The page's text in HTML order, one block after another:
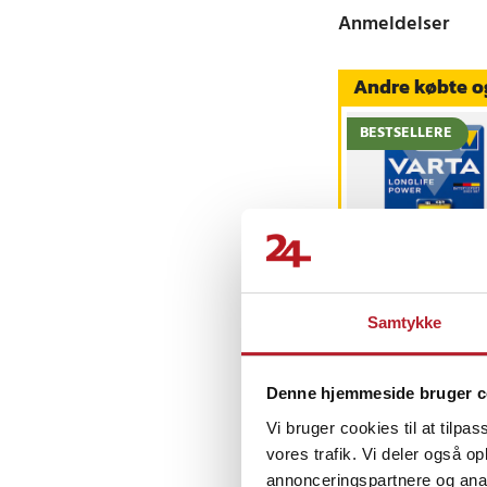
Samtykke
Denne hjemmeside bruger
Vi bruger cookies til at
vores trafik. Vi deler også
annonceringspartnere og
Anmeldelser
Andre købte
BESTSELLERE
Røgalarmens
batteri - Hvornår
19 kr.Tidligere pris :
39 kr.Findes på lager,
Køb